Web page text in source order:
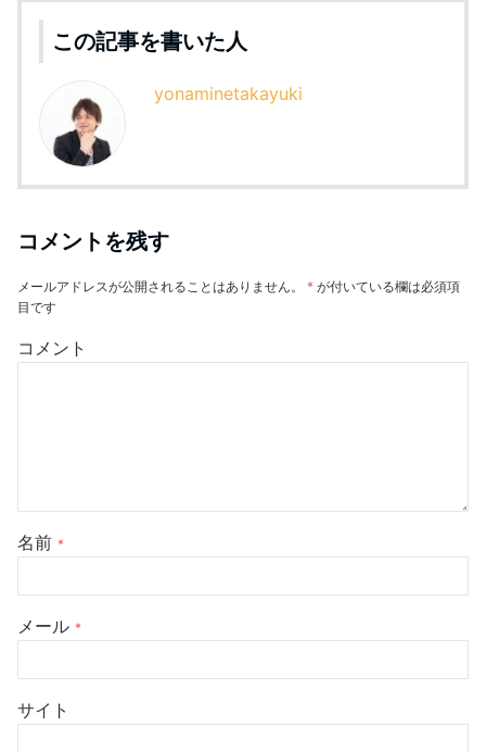
この記事を書いた人
yonaminetakayuki
コメントを残す
メールアドレスが公開されることはありません。 * が付いている欄は必須項
目です
コメント
名前 *
メール *
サイト